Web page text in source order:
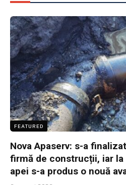
FEATURED
Nova Apaserv: s-a
firmă de construcții, iar
apei s-a produs o nouă